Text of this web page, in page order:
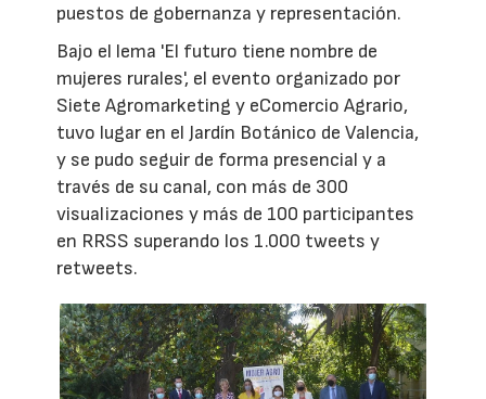
puestos de gobernanza y representación.
Bajo el lema 'El futuro tiene nombre de
mujeres rurales', el evento organizado por
Siete Agromarketing y eComercio Agrario,
tuvo lugar en el Jardín Botánico de Valencia,
y se pudo seguir de forma presencial y a
través de su canal, con más de 300
visualizaciones y más de 100 participantes
en RRSS superando los 1.000 tweets y
retweets.